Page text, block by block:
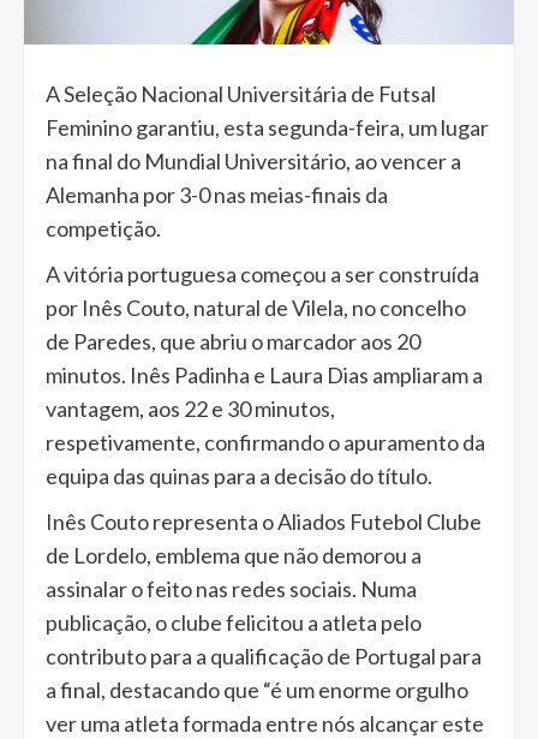
A Seleção Nacional Universitária de Futsal
Feminino garantiu, esta segunda-feira, um lugar
na final do Mundial Universitário, ao vencer a
Alemanha por 3-0 nas meias-finais da
competição.
A vitória portuguesa começou a ser construída
por Inês Couto, natural de Vilela, no concelho
de Paredes, que abriu o marcador aos 20
minutos. Inês Padinha e Laura Dias ampliaram a
vantagem, aos 22 e 30 minutos,
respetivamente, confirmando o apuramento da
equipa das quinas para a decisão do título.
Inês Couto representa o Aliados Futebol Clube
de Lordelo, emblema que não demorou a
assinalar o feito nas redes sociais. Numa
publicação, o clube felicitou a atleta pelo
contributo para a qualificação de Portugal para
a final, destacando que “é um enorme orgulho
ver uma atleta formada entre nós alcançar este